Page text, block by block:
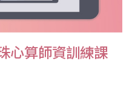
心算師資訓練課